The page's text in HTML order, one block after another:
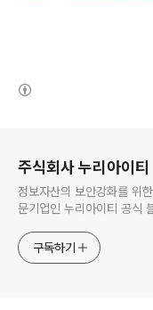
주식회사 누리아이티
정보자산의 보안강화를 위
문기업인 누리아이티 공식
구독하기